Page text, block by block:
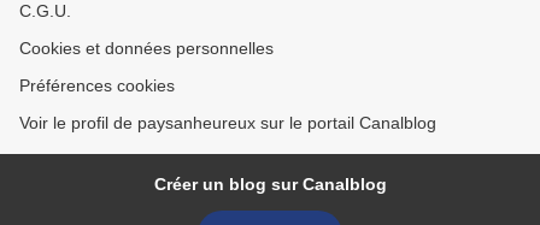
C.G.U.
Cookies et données personnelles
Préférences cookies
Voir le profil de paysanheureux sur le portail Canalblog
Créer un blog sur Canalblog